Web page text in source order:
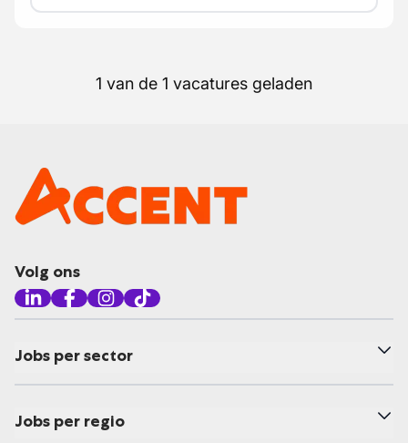
1 van de 1 vacatures geladen
Volg ons
Jobs per sector
Jobs per regio